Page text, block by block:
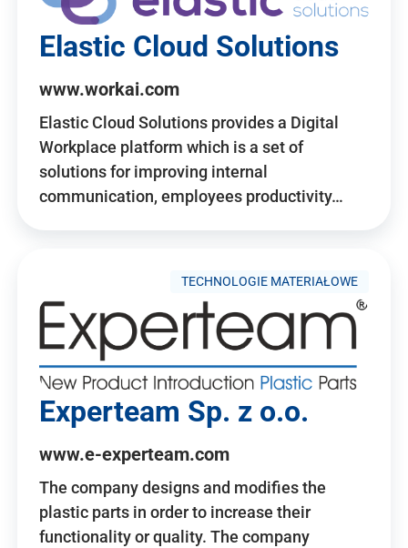
Elastic Cloud Solutions
www.workai.com
Elastic Cloud Solutions provides a Digital
Workplace platform which is a set of
solutions for improving internal
communication, employees productivity…
TECHNOLOGIE MATERIAŁOWE
Experteam Sp. z o.o.
www.e-experteam.com
The company designs and modifies the
plastic parts in order to increase their
functionality or quality. The company